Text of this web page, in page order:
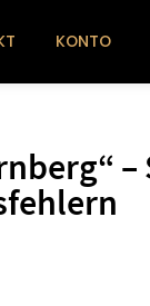
KONTO